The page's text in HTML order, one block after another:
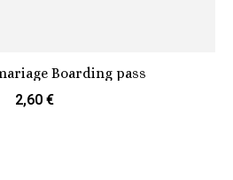
Boarding pass
2,60 €